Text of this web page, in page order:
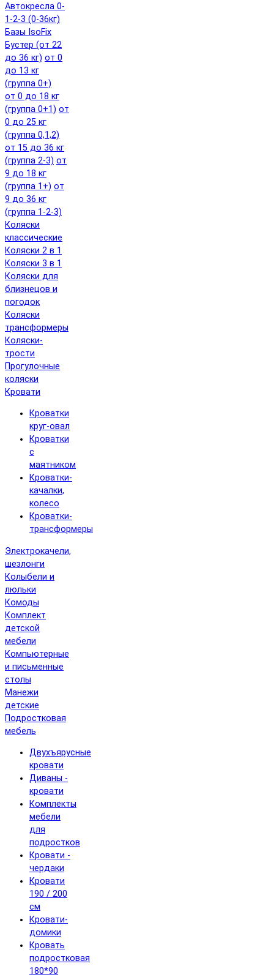
Автокресла 0-
1-2-3 (0-36кг)
Базы IsoFix
Бустер (от 22
до 36 кг) от 0
до 13 кг
(группа 0+)
от 0 до 18 кг
(группа 0+1) от
0 до 25 кг
(группа 0,1,2)
от 15 до 36 кг
(группа 2-3) от
9 до 18 кг
(группа 1+) от
9 до 36 кг
(группа 1-2-3)
Коляски
классические
Коляски 2 в 1
Коляски 3 в 1
Коляски для
близнецов и
погодок
Коляски
трансформеры
Коляски-
трости
Прогулочные
коляски
Кровати
Кроватки
круг-овал
Кроватки
с
маятником
Кроватки-
качалки,
колесо
Кроватки-
трансформеры
Электрокачели,
шезлонги
Колыбели и
люльки
Комоды
Комплект
детской
мебели
Компьютерные
и письменные
столы
Манежи
детские
Подростковая
мебель
Двухъярусные
кровати
Диваны -
кровати
Комплекты
мебели
для
подростков
Кровати -
чердаки
Кровати
190 / 200
см
Кровати-
домики
Кровать
подростковая
180*90